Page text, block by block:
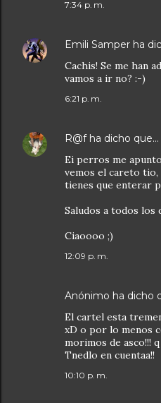
7:34 p. m.
Emili Samper ha
Cachis! Se me han
vamos a ir no? :-)
6:21 p. m.
R@fha dicho que…
Ei perros me
vemos el careto tio,
tienes que enterar
Saludos a todos los
Ciaoooo ;)
12:09 p. m.
Anónimo ha dicho
El cartel esta
xD o por lo menos
morimos de asco!!!
Tnedlo en cuentaa!!
10:10 p. m.